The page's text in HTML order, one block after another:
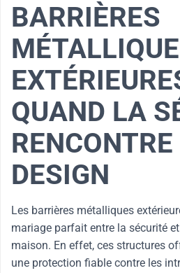
BARRIÈRES
QUAND LA
RENCONTRE
DESIGN
Les barrières métalliques
mariage parfait entre la sécurité
maison. En effet, ces structures
une protection fiable contre les